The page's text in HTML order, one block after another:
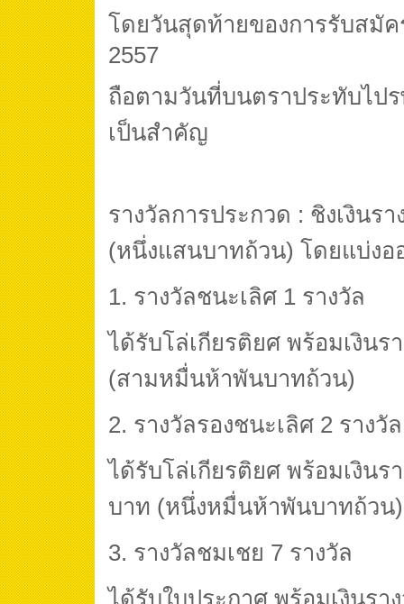
โดยวันสุดท้ายของการรับสมั
2557
ถือตามวันที่บนตราประทับไป
เป็นสำคัญ
รางวัลการประกวด : ชิงเงินร
(หนึ่งแสนบาทถ้วน) โดยแบ่งอ
1. รางวัลชนะเลิศ 1 รางวัล
ได้รับโล่เกียรติยศ พร้อมเงินร
(สามหมื่นห้าพันบาทถ้วน)
2. รางวัลรองชนะเลิศ 2 รางวั
ได้รับโล่เกียรติยศ พร้อมเงินร
บาท (หนึ่งหมื่นห้าพันบาทถ้วน)
3. รางวัลชมเชย 7 รางวัล
ได้รับใบประกาศ พร้อมเงินรา